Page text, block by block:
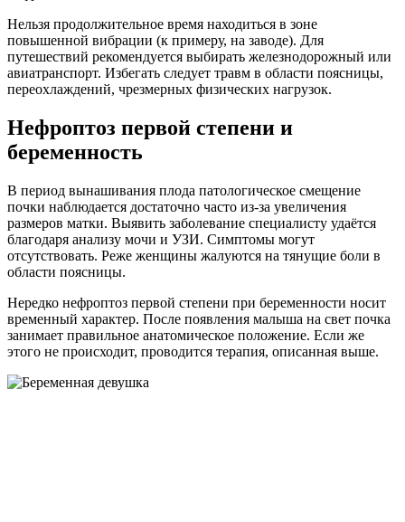
Нельзя продолжительное время находиться в зоне
повышенной вибрации (к примеру, на заводе). Для
путешествий рекомендуется выбирать железнодорожный или
авиатранспорт. Избегать следует травм в области поясницы,
переохлаждений, чрезмерных физических нагрузок.
Нефроптоз первой степени и
беременность
В период вынашивания плода патологическое смещение
почки наблюдается достаточно часто из-за увеличения
размеров матки. Выявить заболевание специалисту удаётся
благодаря анализу мочи и УЗИ. Симптомы могут
отсутствовать. Реже женщины жалуются на тянущие боли в
области поясницы.
Нередко нефроптоз первой степени при беременности носит
временный характер. После появления малыша на свет почка
занимает правильное анатомическое положение. Если же
этого не происходит, проводится терапия, описанная выше.